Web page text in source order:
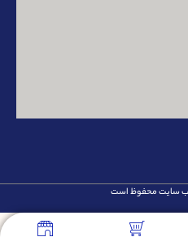
سایت محفوظ است